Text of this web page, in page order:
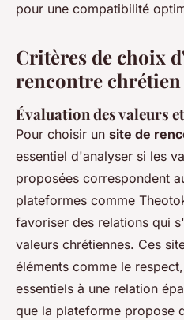
pour une compatibilité
Critères de choix
rencontre chrétien
Évaluation des valeurs
Pour choisir un site de
essentiel d'analyser si les
proposées correspondent
plateformes comme
favoriser des relations qui
valeurs chrétiennes. Ces
éléments comme le
essentiels à une relation
que la plateforme propose